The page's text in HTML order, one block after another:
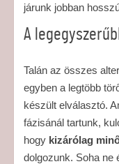
járunk jobban
A
Talán az összes
egyben a legtöbb
készült elválasztó.
fázisánál tartunk,
hogy kizárólag
dolgozunk. Soha ne